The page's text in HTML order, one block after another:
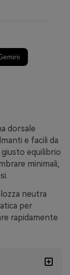
dorsale
e facili da
equilibrio
minimali,
neutra
per
rapidamente